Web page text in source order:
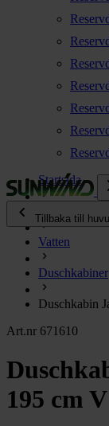
chevron_left
Tillbaka till
Energi
Kök & Gasol
Värme chevron_right
Vatten chevron_right
Toalett chevron_right
Grill & Fritid
Lacanche
Startsida
Vatten
Duschkabiner
Duschkabin
Art.nr 671610
195 cm V